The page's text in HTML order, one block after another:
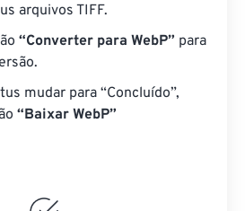
arquivos TIFF.
“Converter para WebP” para
mudar para “Concluído”,
“Baixar WebP”